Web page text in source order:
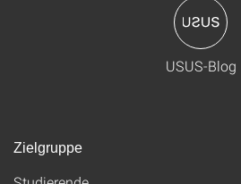
USUS-Blog
Zielgruppe